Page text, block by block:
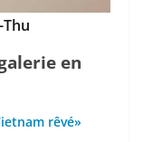
en
rêvé»